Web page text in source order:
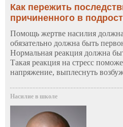
Как пережить
причиненного в
Помощь жертве насилия
обязательно должна быть
Нормальная реакция должна
Такая реакция на стресс
напряжение, выплеснуть
Насилие в школе